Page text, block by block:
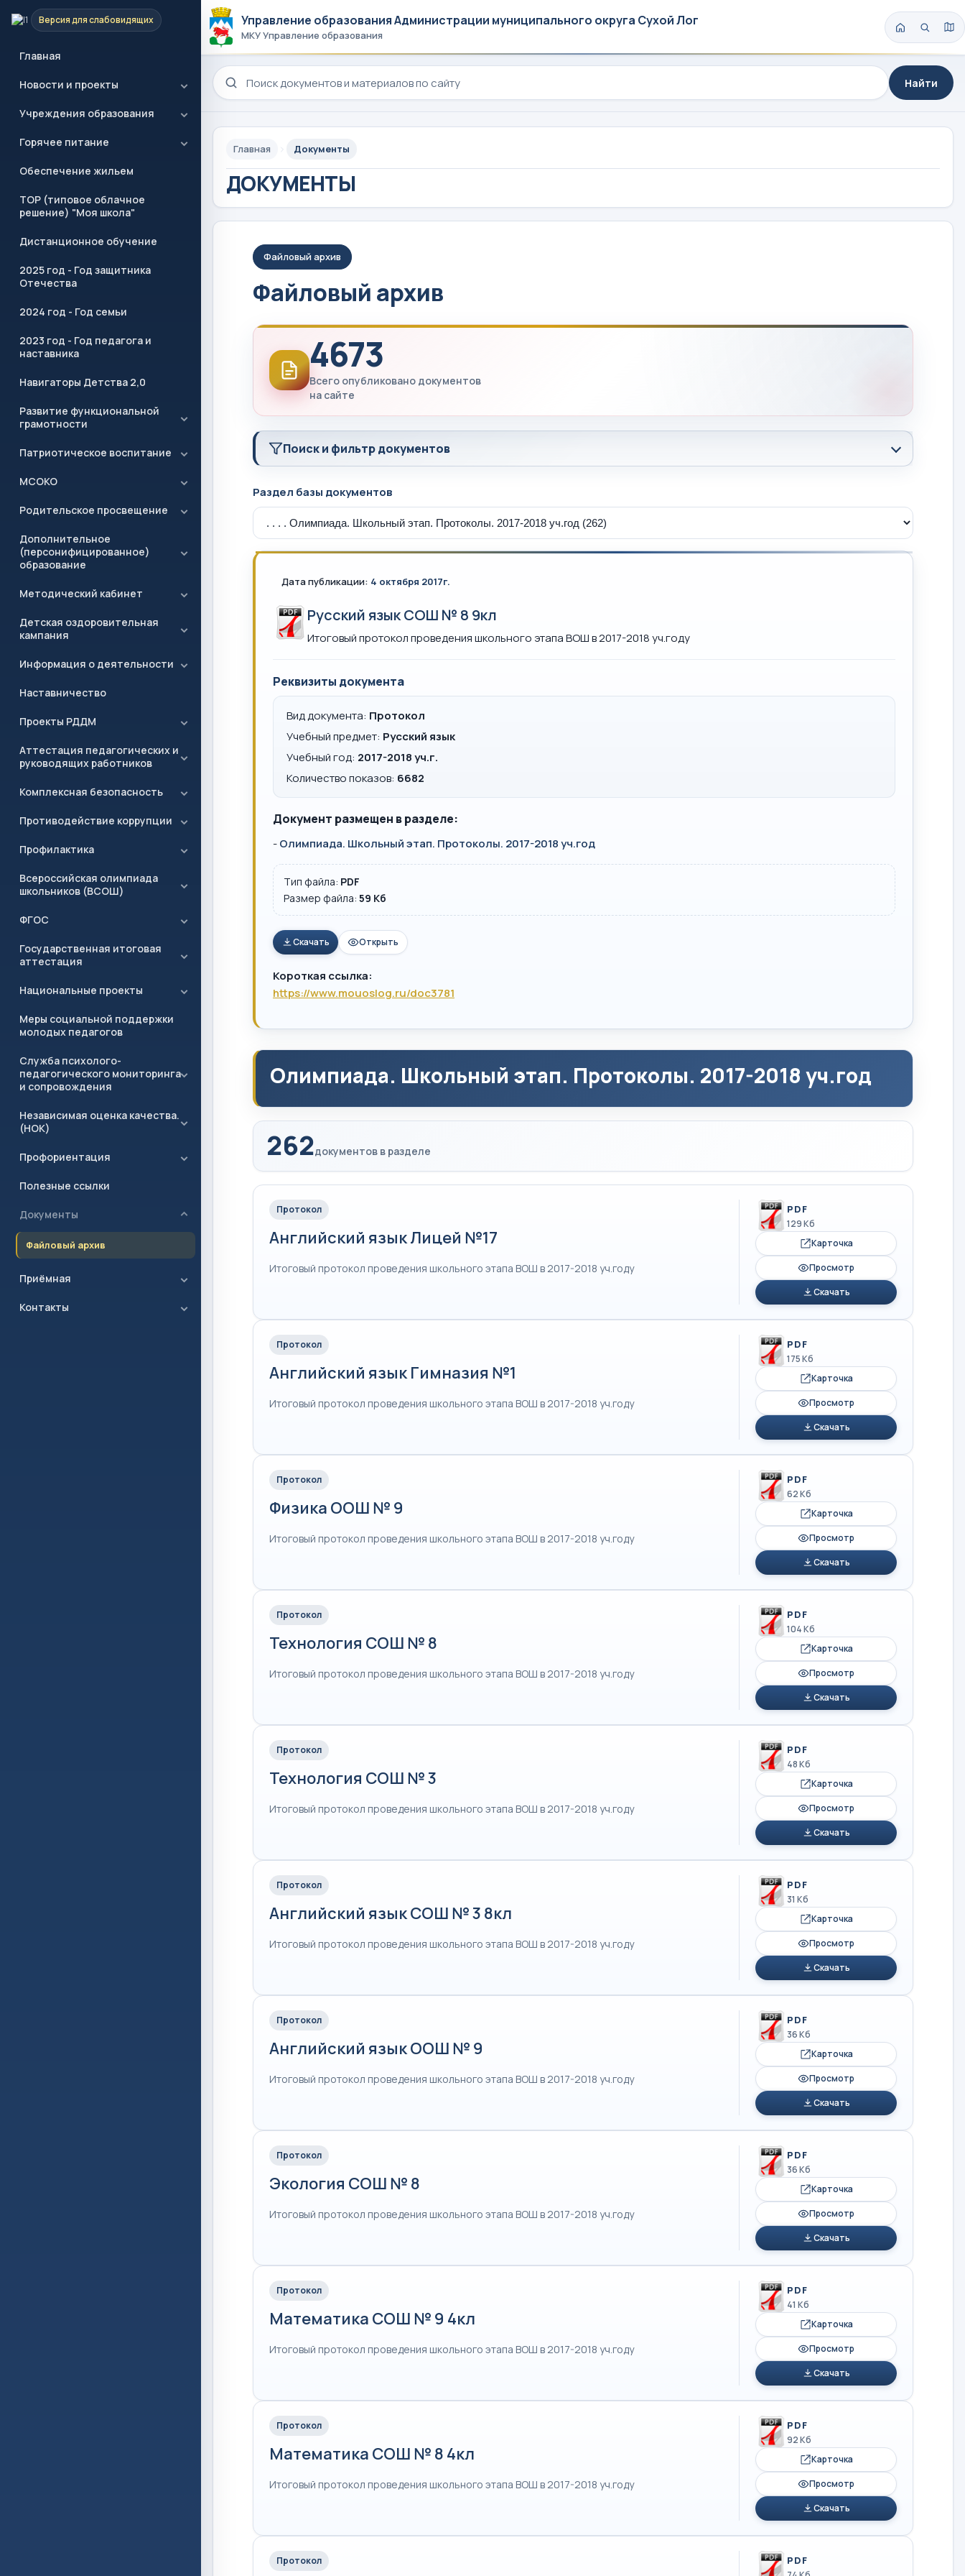
Версия для слабовидящих
Главная
Новости и проекты
Учреждения образования
Горячее питание
Обеспечение жильем
ТОР (типовое облачное
решение) "Моя школа"
Дистанционное обучение
2025 год - Год защитника
Отечества
2024 год - Год семьи
2023 год - Год педагога и
наставника
Навигаторы Детства 2,0
Развитие функциональной
грамотности
Патриотическое воспитание
МСОКО
Родительское просвещение
Дополнительное
(персонифицированное)
образование
Методический кабинет
Детская оздоровительная
кампания
Информация о деятельности
Наставничество
Проекты РДДМ
Аттестация педагогических и
руководящих работников
Комплексная безопасность
Противодействие коррупции
Профилактика
Всероссийская олимпиада
школьников (ВСОШ)
ФГОС
Государственная итоговая
аттестация
Национальные проекты
Меры социальной поддержки
молодых педагогов
Служба психолого-
педагогического мониторинга
и сопровождения
Независимая оценка качества.
(НОК)
Профориентация
Полезные ссылки
Документы
Файловый архив
Приёмная
Контакты
Управление образования Администрации муниципального округа Сухой Лог
МКУ Управление образования
Поиск по сайту
Найти
Главная Документы
ДОКУМЕНТЫ
Файловый архив
Файловый архив
4673
Всего опубликовано документов
на сайте
Поиск и фильтр документов
Раздел базы документов
Дата публикации: 4 октября 2017г.
Русский язык СОШ № 8 9кл
Итоговый протокол проведения школьного этапа ВОШ в 2017-2018 уч.году
Реквизиты документа
Вид документа: Протокол
Учебный предмет: Русский язык
Учебный год: 2017-2018 уч.г.
Количество показов: 6682
Документ размещен в разделе:
-Олимпиада. Школьный этап. Протоколы. 2017-2018 уч.год
Тип файла: PDF
Размер файла: 59 Кб
Скачать Открыть
Короткая ссылка:
https://www.mouoslog.ru/doc3781
Олимпиада. Школьный этап. Протоколы. 2017-2018 уч.год
262документов в разделе
Протокол
Английский язык Лицей №17
Итоговый протокол проведения школьного этапа ВОШ в 2017-2018 уч.году
PDF
129 Кб
Карточка
Просмотр
Скачать
Протокол
Английский язык Гимназия №1
Итоговый протокол проведения школьного этапа ВОШ в 2017-2018 уч.году
PDF
175 Кб
Карточка
Просмотр
Скачать
Протокол
Физика ООШ № 9
Итоговый протокол проведения школьного этапа ВОШ в 2017-2018 уч.году
PDF
62 Кб
Карточка
Просмотр
Скачать
Протокол
Технология СОШ № 8
Итоговый протокол проведения школьного этапа ВОШ в 2017-2018 уч.году
PDF
104 Кб
Карточка
Просмотр
Скачать
Протокол
Технология СОШ № 3
Итоговый протокол проведения школьного этапа ВОШ в 2017-2018 уч.году
PDF
48 Кб
Карточка
Просмотр
Скачать
Протокол
Английский язык СОШ № 3 8кл
Итоговый протокол проведения школьного этапа ВОШ в 2017-2018 уч.году
PDF
31 Кб
Карточка
Просмотр
Скачать
Протокол
Английский язык ООШ № 9
Итоговый протокол проведения школьного этапа ВОШ в 2017-2018 уч.году
PDF
36 Кб
Карточка
Просмотр
Скачать
Протокол
Экология СОШ № 8
Итоговый протокол проведения школьного этапа ВОШ в 2017-2018 уч.году
PDF
36 Кб
Карточка
Просмотр
Скачать
Протокол
Математика СОШ № 9 4кл
Итоговый протокол проведения школьного этапа ВОШ в 2017-2018 уч.году
PDF
41 Кб
Карточка
Просмотр
Скачать
Протокол
Математика СОШ № 8 4кл
Итоговый протокол проведения школьного этапа ВОШ в 2017-2018 уч.году
PDF
92 Кб
Карточка
Просмотр
Скачать
Протокол PDF